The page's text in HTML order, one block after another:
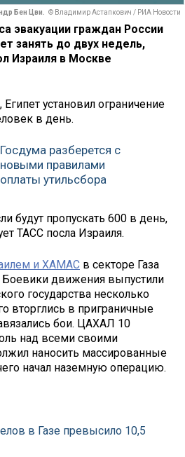
Бен Цви. © Владимир Астапкович / РИА Новости
эвакуации граждан России
занять до двух недель,
Израиля в Москве
установил ограничение
в день.
Госдума разберется с
новыми правилами
оплаты утильсбора
будут пропускать 600 в день,
ТАСС посла Израиля.
и ХАМАС в секторе Газа
Боевики движения выпустили
государства несколько
вторглись в приграничные
бои. ЦАХАЛ 10
над всеми своими
наносить массированные
начал наземную операцию.
в Газе превысило 10,5